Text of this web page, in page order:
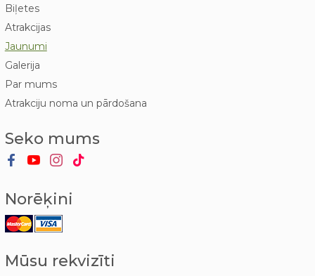
Biļetes
Atrakcijas
Jaunumi
Galerija
Par mums
Atrakciju noma un pārdošana
Seko mums
Norēķini
Mūsu rekvizīti